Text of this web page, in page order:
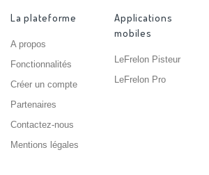
La plateforme
A propos
Fonctionnalités
Créer un compte
Partenaires
Contactez-nous
Mentions légales
Applications
mobiles
LeFrelon Pisteur
LeFrelon Pro